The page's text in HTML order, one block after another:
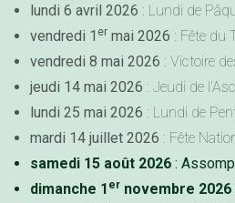
lundi 6 avril 2026 : Lundi de
vendredi 1 ermai 2026 : Fête du
vendredi 8 mai 2026 : Victoire
jeudi 14 mai 2026 : Jeudi de
lundi 25 mai 2026 : Lundi de
mardi 14 juillet 2026 : Fête
samedi 15 août 2026:
dimanche 1 ernovembre 2026